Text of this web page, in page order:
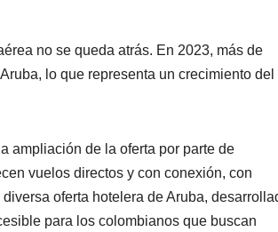
no se queda atrás. En 2023, más de
lo que representa un crecimiento del
ampliación de la oferta por parte de
vuelos directos y con conexión, con
oferta hotelera de Aruba,
para los colombianos que buscan